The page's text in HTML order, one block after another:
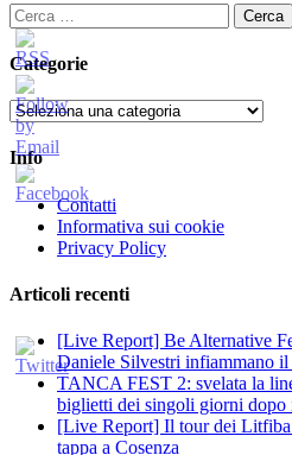
Ricerca
per:
Categorie
Categorie
Info
Contatti
Informativa sui cookie
Privacy Policy
Articoli recenti
[Live Report] Be Alternative
Daniele Silvestri infiammano
TANCA FEST 2: svelata la
biglietti dei singoli giorni dopo
[Live Report] Il tour dei Litfiba
tappa a Cosenza